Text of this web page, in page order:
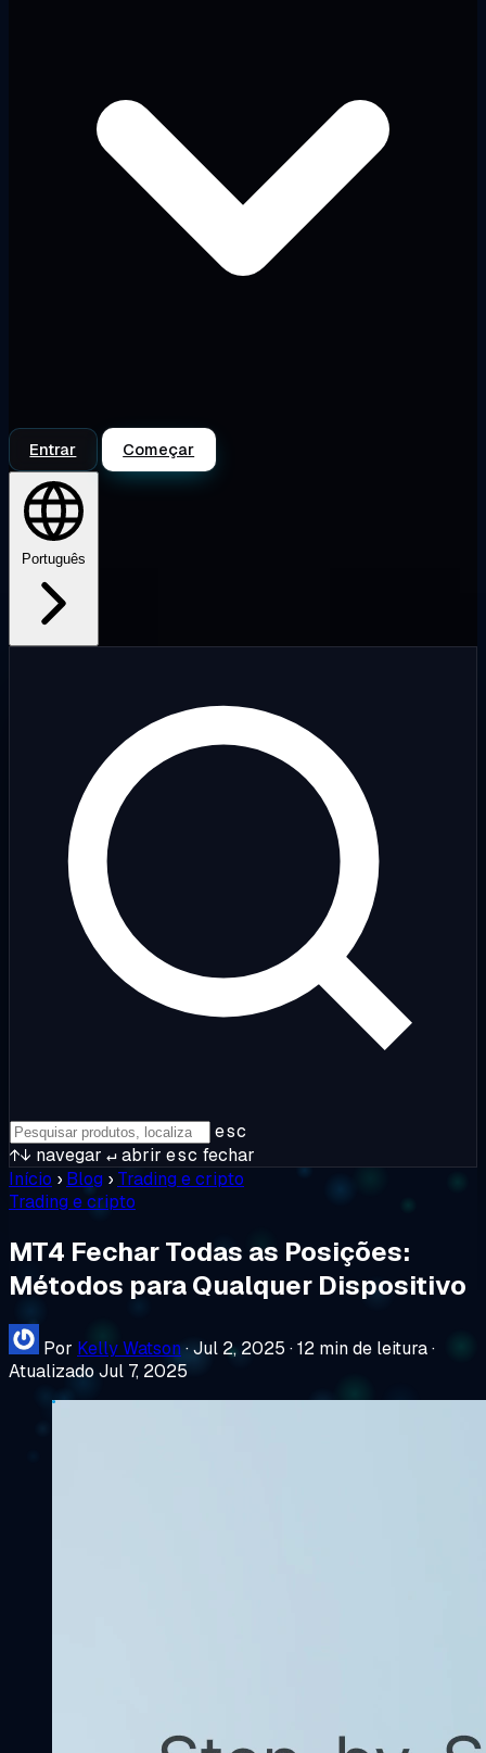
Entrar Começar
Português
esc
↑↓ navegar ↵abrir esc fechar
Início › Blog › Trading e cripto
Trading e cripto
MT4 Fechar Todas as Posições:
Métodos para Qualquer Dispositivo
Por Kelly Watson·Jul 2, 2025 ·12 min de leitura·
Atualizado Jul 7, 2025